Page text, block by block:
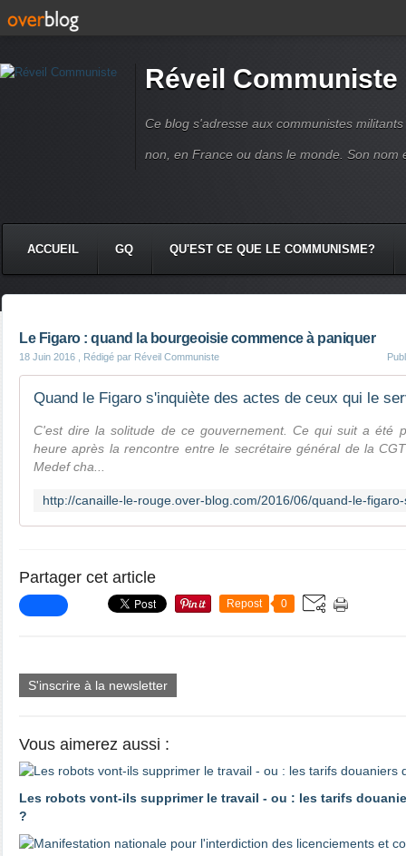
Réveil Communiste
Ce blog s'adresse aux communistes
non, en France ou dans le monde. Son nom
ACCUEIL GQ QU'EST CE QUE LE COMMUNISME?
Le Figaro : quand la bourgeoisie commence à paniquer
18 Juin 2016 , Rédigé par Réveil Communiste
C'est dire la solitude de ce gouvernement. Ce qui suit a été
heure après la rencontre entre le secrétaire général de la
Medef cha...
Partager cet article
Repost 0
S'inscrire à la newsletter
Vous aimerez aussi :
Les robots vont-ils supprimer le travail - ou : les tarifs
?